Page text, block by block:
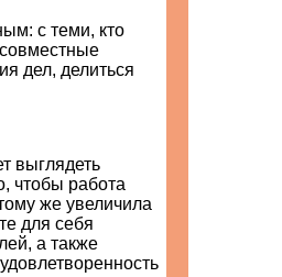
с теми, кто
дел, делиться
выглядеть
чтобы работа
же увеличила
для себя
а также